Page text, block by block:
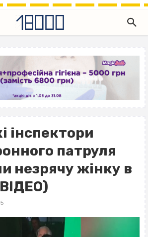
інспектори
патруля
незрячу жінку в